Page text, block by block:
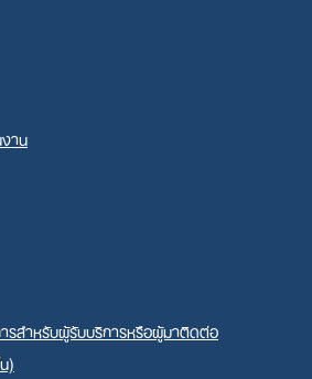
าน
รสำหรับผู้รับบริการหรือผู้มาติดต่อ
)